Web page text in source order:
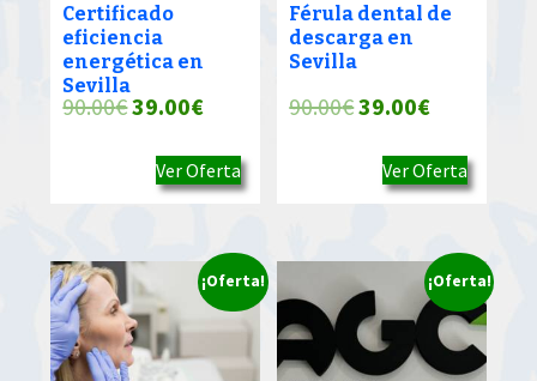
Certificado
eficiencia
energética en
Sevilla
90.00€El
original
era:
39.00€El
actual
es:
39.00€.
Ver Oferta
Férula dental de
descarga en
Sevilla
90.00€El
original
era:
39.00€El
actual
39.00€.
Ver Oferta
¡Oferta! ¡Oferta!